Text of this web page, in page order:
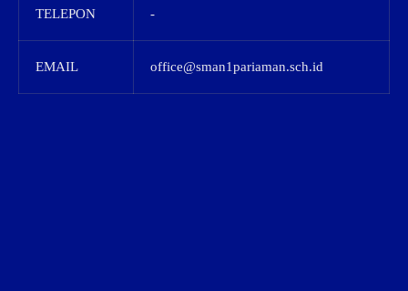
TELEPON -
EMAIL office@sman1pariaman.sch.id